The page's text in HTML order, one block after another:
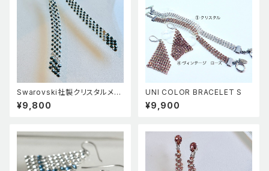
Swarovski社製クリスタルメッ
シュ使用 モノトーンロングピア
ス
¥9,800
UNI COLOR BRACELET S
¥9,900